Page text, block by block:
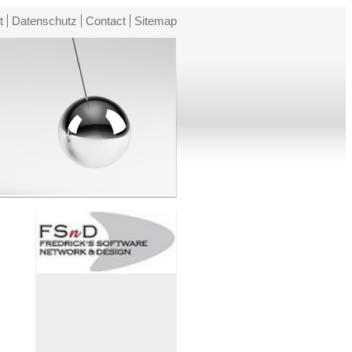
Datenschutz Contact Sitemap